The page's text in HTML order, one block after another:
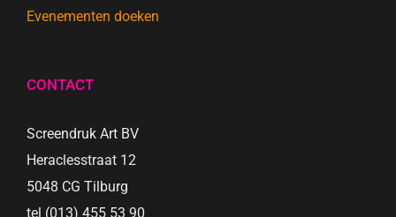
Evenementen doeken
CONTACT
Screendruk Art BV
Heraclesstraat 12
5048 CG Tilburg
tel (013) 455 53 90